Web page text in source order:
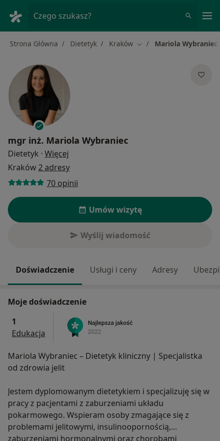
Czego szukasz?
Strona Główna Dietetyk Kraków Zmień miasto
Mariola Wybraniec
mgr inż. Mariola Wybraniec
Dietetyk · Więcej
Kraków2 adresy
70 opinii
Umów wizytę
Wyślij wiadomość
Doświadczenie Usługi i ceny Adresy
Moje doświadczenie
1
Edukacja
Mariola Wybraniec – Dietetyk kliniczny | Specjalistka
od zdrowia jelit
Jestem dyplomowanym dietetykiem i specjalizuję się w
pracy z pacjentami z zaburzeniami układu
pokarmowego. Wspieram osoby zmagające się z
problemami jelitowymi, insulinoopornością,
zaburzeniami hormonalnymi oraz chorobami